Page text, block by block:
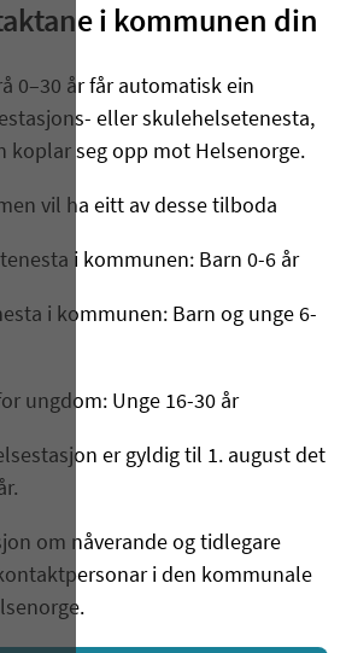
i kommunen din
0–30 år får automatisk ein
eller skulehelsetenesta,
koplar seg opp mot Helsenorge.
vil ha eitt av desse tilboda
i kommunen: Barn 0-6 år
i kommunen: Barn og unge 6-
ungdom: Unge 16-30 år
er gyldig til 1. august det
om nåverande og tidlegare
i den kommunale